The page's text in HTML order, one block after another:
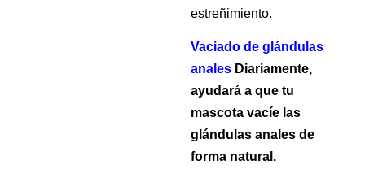
estreñimiento.
Vaciado de glándulas
anales Diariamente,
ayudará a que tu
mascota vacíe las
glándulas anales de
forma natural.